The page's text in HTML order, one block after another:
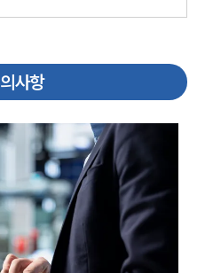
사항